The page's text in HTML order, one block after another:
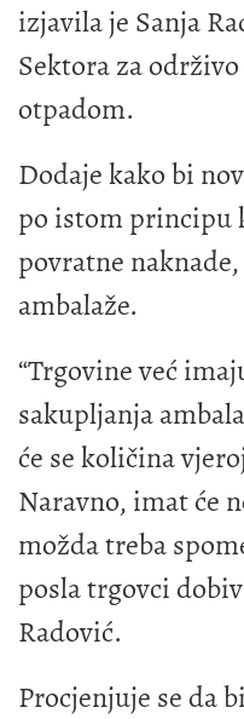
izjavila je Sanja
Sektora za
otpadom.
Dodaje kako bi
po istom principu
povratne
ambalaže.
“Trgovine već
sakupljanja
će se količina
Naravno, imat će
možda treba
posla trgovci
Radović.
Procjenjuje se da